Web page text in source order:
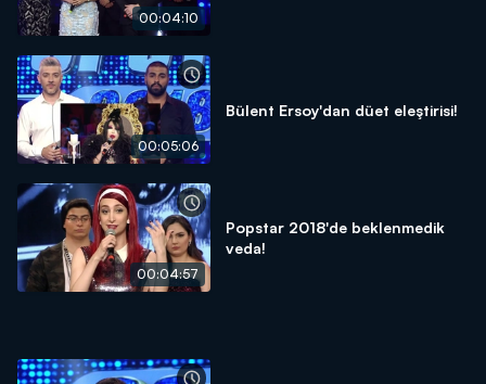
00:04:10
00:05:06
Bülent Ersoy'dan düet eleştirisi!
00:04:57
Popstar 2018'de beklenmedik
veda!